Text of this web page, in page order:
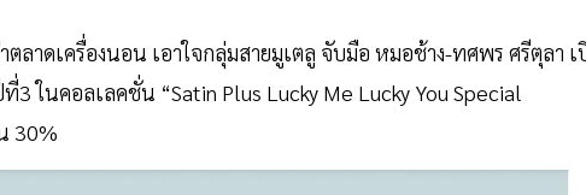
าดเครื่องนอน เอาใจกลุ่มสายมูเตลู จับมือ หมอช้าง-ทศพร ศรีตุลา เ
ในคอลเลคชั่น “Satin Plus Lucky Me Lucky You Special
30%